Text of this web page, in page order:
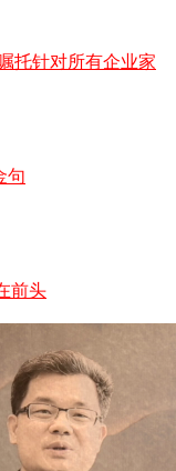
托针对所有企业家
句
前头